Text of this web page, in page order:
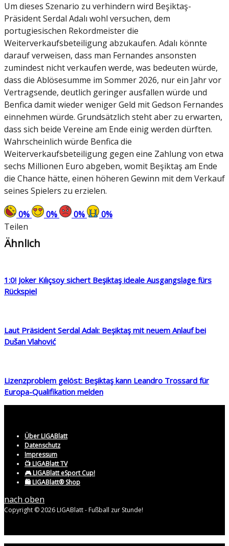
Um dieses Szenario zu verhindern wird Beşiktaş-
Präsident Serdal Adalı wohl versuchen, dem
portugiesischen Rekordmeister die
Weiterverkaufsbeteiligung abzukaufen. Adalı könnte
darauf verweisen, dass man Fernandes ansonsten
zumindest nicht verkaufen werde, was bedeuten würde,
dass die Ablösesumme im Sommer 2026, nur ein Jahr vor
Vertragsende, deutlich geringer ausfallen würde und
Benfica damit wieder weniger Geld mit Gedson Fernandes
einnehmen würde. Grundsätzlich steht aber zu erwarten,
dass sich beide Vereine am Ende einig werden dürften.
Wahrscheinlich würde Benfica die
Weiterverkaufsbeteiligung gegen eine Zahlung von etwa
sechs Millionen Euro abgeben, womit Beşiktaş am Ende
die Chance hätte, einen höheren Gewinn mit dem Verkauf
seines Spielers zu erzielen.
0% 0% 0% 0%
Teilen
Ähnlich
1:0! Joker Kılıçsoy sichert Beşiktaş ideale Ausgangslage fürs
Rückspiel
Laut Präsident Serdal Adalı: Beşiktaş mit neuem Anlauf bei
Dušan Vlahović
Lizenzproblem gelöst: Beşiktaş kann Leandro Trossard für
Europa-Qualifikation melden
Über LIGABlatt
Datenschutz
Impressum
📺 LIGABlatt TV
🎮 LIGABlatt eSport Cup!
🛍️ LIGABlatt® Shop
nach oben
Copyright © 2026 LIGABlatt - Fußball zur Stunde!